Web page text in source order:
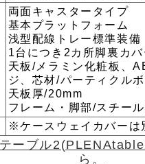
両面キャスタータイプ
基本プラットフォーム
浅型配線トレー標準装備
1台につき2カ所脚裏カバ
天板/メラミン化粧板、
ジ、芯材/パーティクルボ
天板厚/20mm
フレーム・脚部/スチー
※ケースウェイカバーは
ーブル
ら。